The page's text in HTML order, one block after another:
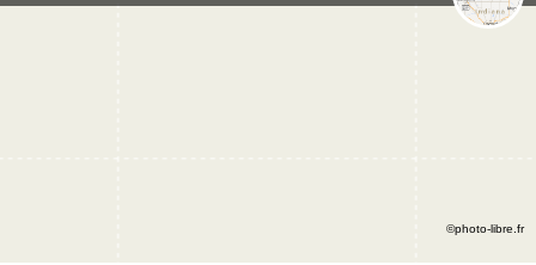
©photo-libre.fr